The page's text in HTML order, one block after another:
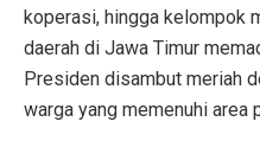
koperasi, hingga kelompok
daerah di Jawa Timur
Presiden disambut meriah
warga yang memenuhi area